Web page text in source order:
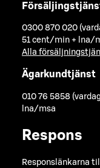
0300 870 020
51 cent/min + lna/
Alla
Ägarkundtjänst
010 76 5858
lna/msa
Respons
Responslänkarna